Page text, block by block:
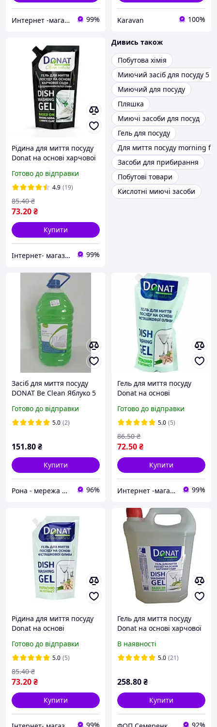
Интернет -магазин " Папуля" 99% Karavan 100%
Рідина для миття посуду
Donat на основі харчової
глини 1л. ДОДПАК
Готово до відправки
4.9 (19)
73.20₴
85.40 ₴
Купити
Інтернет- магазин " Товари в Дім" 99%
Дивись також
Побутова хімія
Миючий засіб для посуду 5 л
Миючий для посуду
Пляшка
Миючі засоби для посуд
Гель для посуду
Для миття посуду morning
Засоби для прибирання
Побутові товари
Кислотні миючі засоби
Засіб для миття посуду
DONAT Be Clean Яблуко 5
Готово до відправки
5.0 (2)
151.80₴
Купити
Рона - мережа будівельно-господарчих маркетів 96%
Гель для миття посуду
Donat на основі
пак)
Готово до відправки
5.0 (5)
72.50₴
86.50 ₴
Купити
Интернет -магазин " Папуля" 99%
Рідина для миття посуду
Donat на основі
ДОДПАК
Готово до відправки
5.0 (5)
73.20₴
85.40 ₴
Купити
99%
Гель для миття посуду
Donat на основі харчової
В наявності
5.0 (21)
258.80₴
Купити
92%